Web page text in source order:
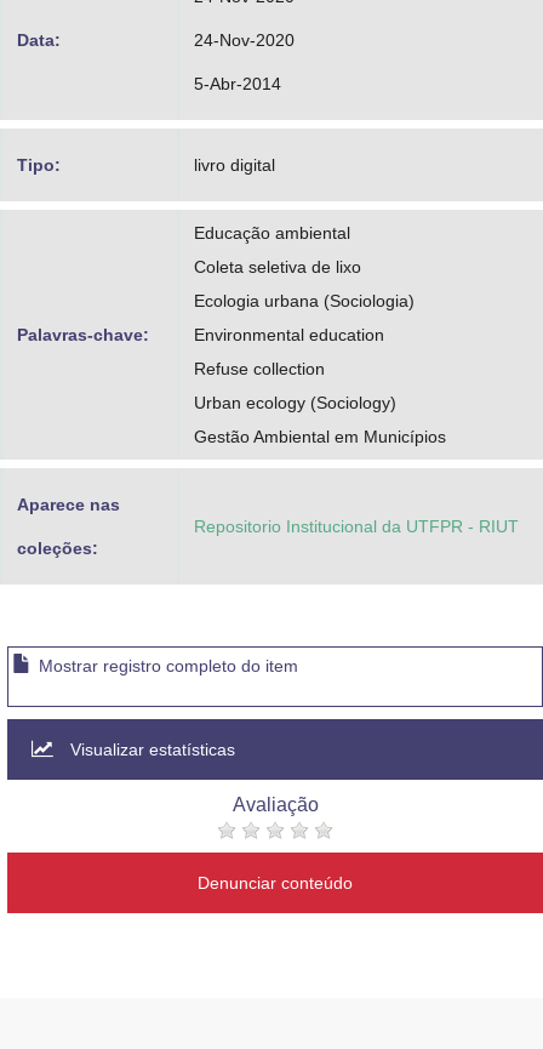
Data: 24-Nov-2020
5-Abr-2014
Tipo: livro digital
Palavras-chave:
Educação ambiental
Coleta seletiva de lixo
Ecologia urbana (Sociologia)
Environmental education
Refuse collection
Urban ecology (Sociology)
Gestão Ambiental em Municípios
Aparece nas
coleções:
Repositorio Institucional da UTFPR - RIUT
Mostrar registro completo do item
Visualizar estatísticas
Avaliação
Denunciar conteúdo